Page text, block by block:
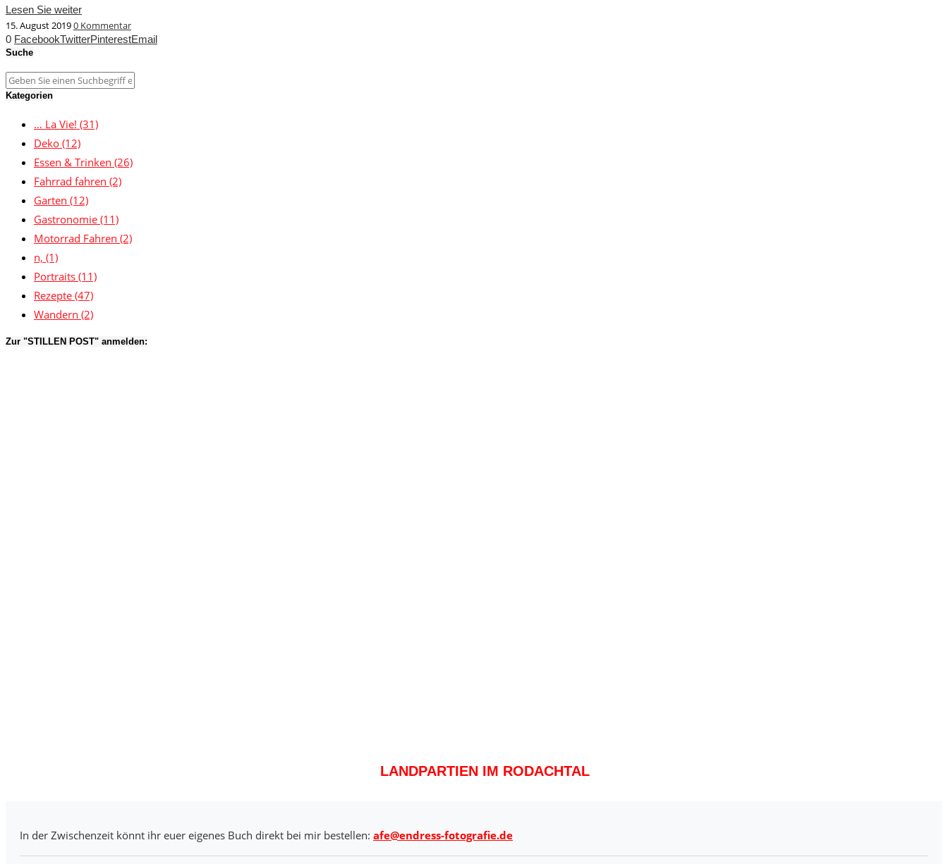
Lesen Sie weiter
15. August 20190 Kommentar
0 FacebookTwitterPinterestEmail
Suche
Kategorien
… La Vie! (31)
Deko (12)
Essen & Trinken (26)
Fahrrad fahren (2)
Garten (12)
Gastronomie (11)
Motorrad Fahren (2)
n, (1)
Portraits (11)
Rezepte (47)
Wandern (2)
Zur "STILLEN POST" anmelden:
LANDPARTIEN IM RODACHTAL
In der Zwischenzeit könnt ihr euer eigenes Buch direkt bei mir bestellen: afe@endress-fotografie.de